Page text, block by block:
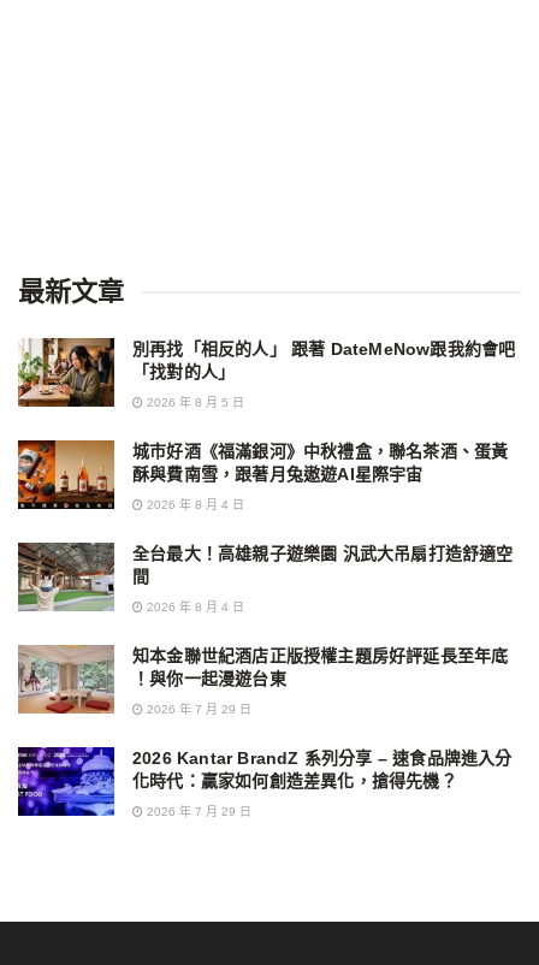
最新文章
別再找「相反的人」 跟著 DateMeNow跟我約會吧
「找對的人」
2026 年 8 月 5 日
城市好酒《福滿銀河》中秋禮盒，聯名茶酒、蛋黃
酥與費南雪，跟著月兔遨遊AI星際宇宙
2026 年 8 月 4 日
全台最大！高雄親子遊樂園 汎武大吊扇打造舒適空
間
2026 年 8 月 4 日
知本金聯世紀酒店正版授權主題房好評延長至年底
！與你一起漫遊台東
2026 年 7 月 29 日
2026 Kantar BrandZ 系列分享 – 速食品牌進入分
化時代：贏家如何創造差異化，搶得先機？
2026 年 7 月 29 日